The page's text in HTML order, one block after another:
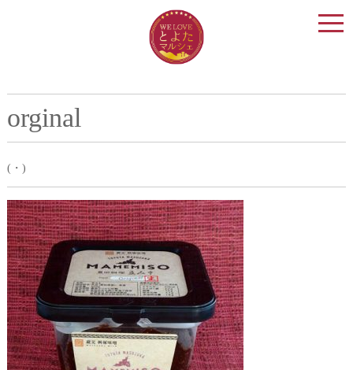
orginal
(・)